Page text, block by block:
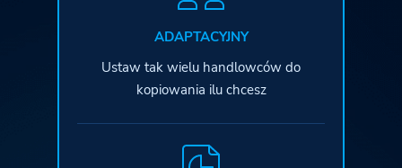
ADAPTACYJNY
Ustaw tak wielu handlowców do
kopiowania ilu chcesz